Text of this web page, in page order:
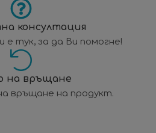
консултация
е тук, за да Ви помогне!
на връщане
връщане на продукт.